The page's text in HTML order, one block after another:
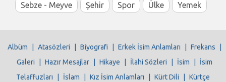
Sebze - Meyve
Şehir Spor Ülke Yemek
Albüm Atasözleri Biyografi Erkek İsim Anlamları Frekans
Galeri
Hazır Mesajlar Hikaye İlahi Sözleri İsim
İsim
Telaffuzları
İslam Kız İsim Anlamları Kürt Dili
Kürtçe